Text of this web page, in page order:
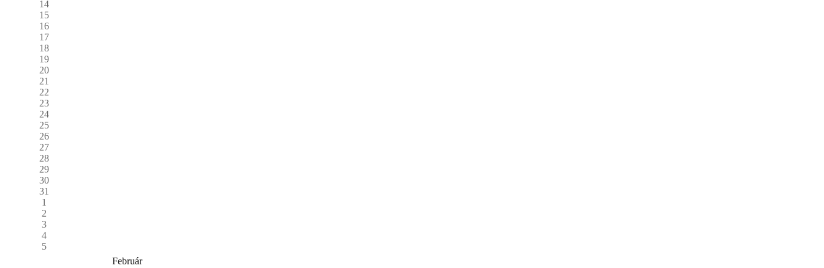
14
15
16
17
18
19
20
21
22
23
24
25
26
27
28
29
30
31
1
2
3
4
5
Február